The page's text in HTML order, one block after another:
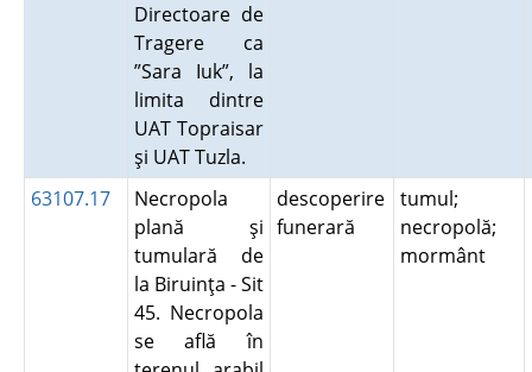
Directoare de
Tragere ca
”Sara Iuk”, la
limita dintre
UAT Topraisar
şi UAT Tuzla.
63107.17
Necropola
plană şi
tumulară de
la Biruinţa - Sit
45. Necropola
se află în
descoperire
funerară
tumul;
necropolă;
mormânt